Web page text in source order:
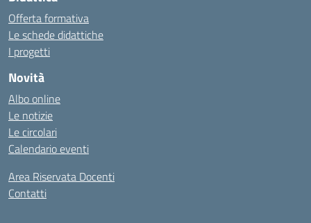
Offerta formativa
Le schede didattiche
I progetti
Novità
Albo online
Le notizie
Le circolari
Calendario eventi
Area Riservata Docenti
Contatti